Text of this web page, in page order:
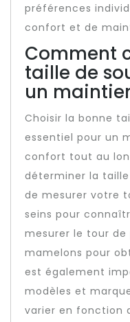
préférences
confort et de
Comment
taille de
un
Choisir la bonne
essentiel pour un
confort tout au
déterminer la
de mesurer votre
seins pour
mesurer le tour
mamelons pour
est également
modèles et
varier en fonction